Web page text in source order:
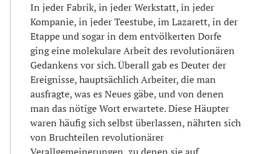
In jeder Fabrik, in jeder Werkstatt, in jeder
Kompanie, in jeder Teestube, im Lazarett, in der
Etappe und sogar in dem entvölkerten Dorfe
ging eine molekulare Arbeit des revolutionären
Gedankens vor sich. Überall gab es Deuter der
Ereignisse, hauptsächlich Arbeiter, die man
ausfragte, was es Neues gäbe, und von denen
man das nötige Wort erwartete. Diese Häupter
waren häufig sich selbst überlassen, nährten sich
von Bruchteilen revolutionärer